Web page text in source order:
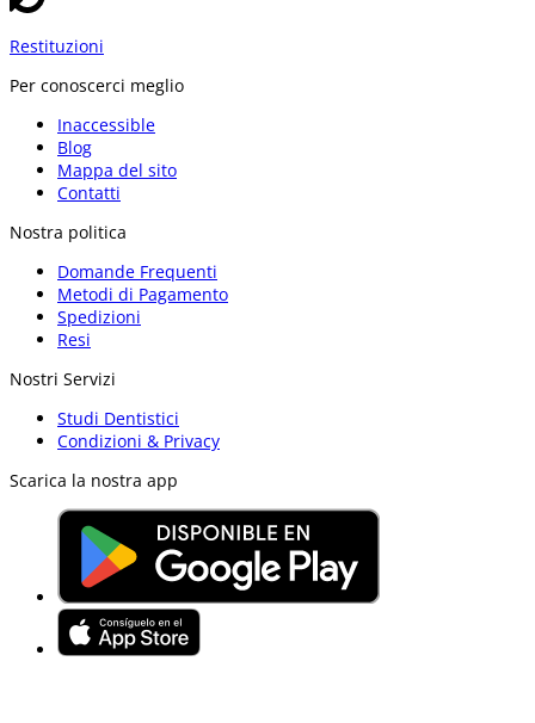
Restituzioni
Per conoscerci meglio
Inaccessible
Blog
Mappa del sito
Contatti
Nostra politica
Domande Frequenti
Metodi di Pagamento
Spedizioni
Resi
Nostri Servizi
Studi Dentistici
Condizioni & Privacy
Scarica la nostra app